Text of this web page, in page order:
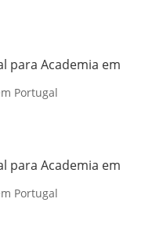
para Academia em
Portugal
para Academia em
Portugal